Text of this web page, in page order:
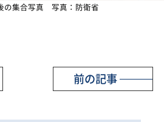
の集合写真 写真：防衛省
前の記事